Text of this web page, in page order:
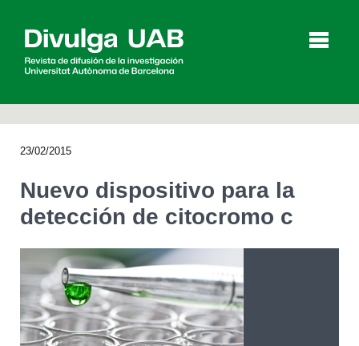
English Català
BUSCAR
23/02/2015
Nuevo dispositivo para la
detección de citocromo c